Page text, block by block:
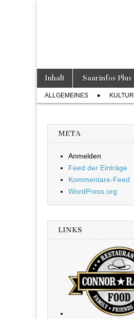
Hauptmenü
Weiter zum Inhalt
Inhalt Saarinfos Plus
Untermenü
ALLGEMEINES KULTUR
META
Anmelden
Feed der Einträge
Kommentare-Feed
WordPress.org
LINKS